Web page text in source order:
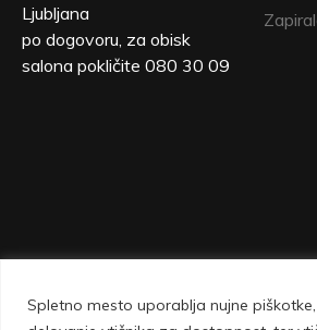
Spletno mesto uporablja nujne
Ljubljana
po dogovoru, za obisk
salona pokličite 080 30 09
Vovko d.o.o.,